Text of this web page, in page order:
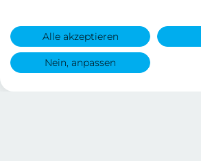
Alle akzeptieren
Nein, anpassen